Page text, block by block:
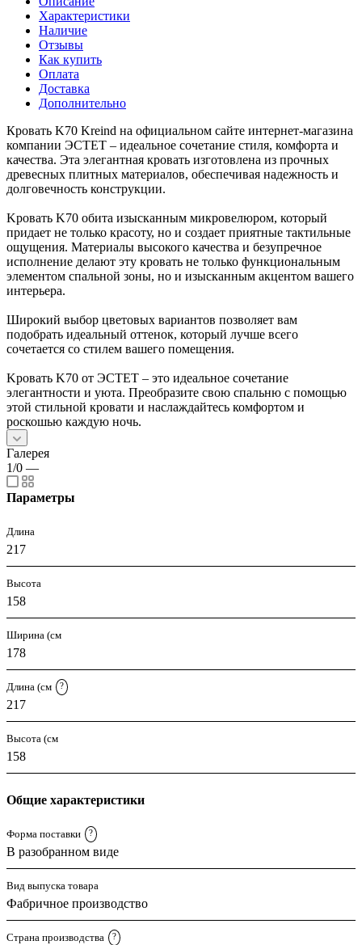
Характеристики
Наличие
Отзывы
Как купить
Оплата
Доставка
Дополнительно
Кровать K70 Kreind на официальном сайте интернет-магазина
компании ЭСТЕТ – идеальное сочетание стиля, комфорта и
качества. Эта элегантная кровать изготовлена из прочных
древесных плитных материалов, обеспечивая надежность и
долговечность конструкции.
Kровать K70 обита изысканным микровелюром, который
придает не только красоту, но и создает приятные тактильные
ощущения. Материалы высокого качества и безупречное
исполнение делают эту кровать не только функциональным
элементом спальной зоны, но и изысканным акцентом вашего
интерьера.
Широкий выбор цветовых вариантов позволяет вам
подобрать идеальный оттенок, который лучше всего
сочетается со стилем вашего помещения.
Kровать K70 от ЭСТЕТ – это идеальное сочетание
элегантности и уюта. Преобразите свою спальню с помощью
этой стильной кровати и наслаждайтесь комфортом и
роскошью каждую ночь.
Галерея
1/0 —
Параметры
Длина
217
Высота
158
Ширина (см
178
Длина (см ?
217
Высота (см
158
Общие характеристики
Форма поставки ?
В разобранном виде
Вид выпуска товара
Фабричное производство
Страна производства ?